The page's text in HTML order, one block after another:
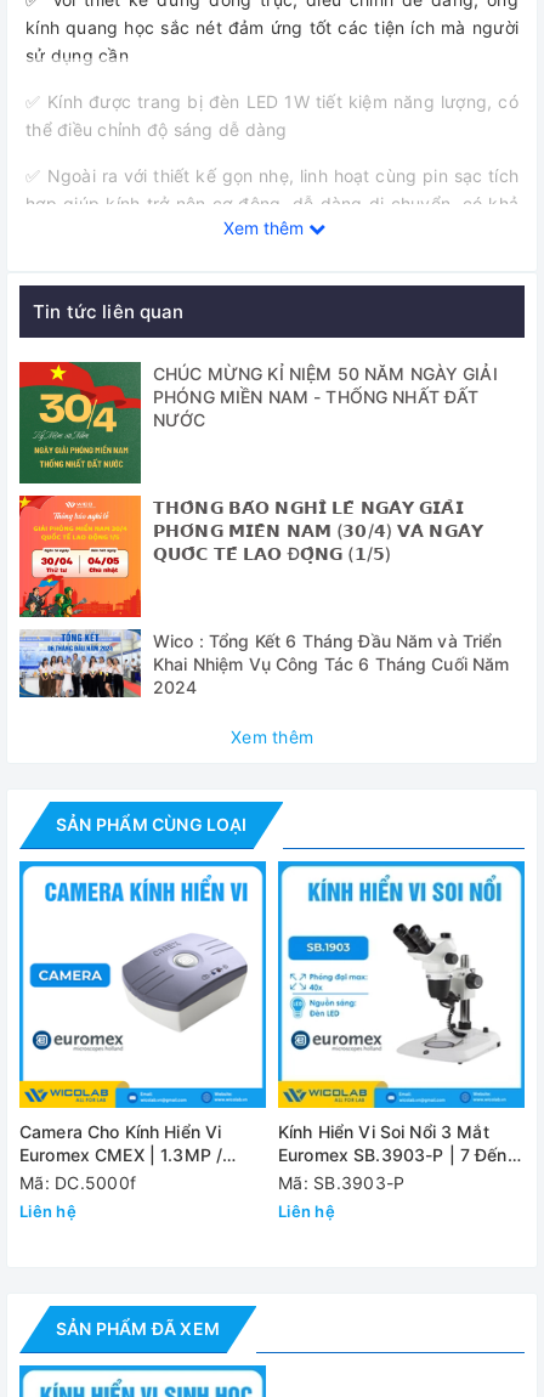
kính quang học sắc nét đảm ứng tốt các tiện ích mà người
sử dụng cần
✅ Kính được trang bị đèn LED 1W tiết kiệm năng lượng, có
thể điều chỉnh độ sáng dễ dàng
✅ Ngoài ra với thiết kế gọn nhẹ, linh hoạt cùng pin sạc tích
hợp giúp kính trở nên cơ động, dễ dàng di chuyển, có khả
năng làm việc ngay cả khi mất điện.
Cung cấp bao gồm:
vị trí (1 cái), Bàn để mẫu cơ học (1 cái), Đèn LED 1 Watt (1
cái)
- Thị kính 10X/18mm: 1 cái
- Tụ quang N.A.1.25 và bộ lọc sáng
- Tấm phủ máy + hộp xốp đựng máy
- Các phụ kiện tiêu chuẩn, dây nguồn
- Tài liệu hướng dẫn sử dụng
Độ phóng đại 40, 100, 400 lần
Thị kính 10x
Ổ gắn vật kính dạng mâm xoay 360°
Vật kính 4x, 10x, S40x
Kích thước bàn
130 x 130mm. Bàn sa trượt di chuyển
Bộ tụ quang Tương ứng với độ mở tụ quang NA. 0,1;
Nguồn ánh
sáng
Đèn LED 1W với 3 pin chiếu sáng có thể
Nguồn điện AC 100~240V (cáp nguồn chuyên dụng)
Xem thêm
Tin tức liên quan
CHÚC MỪNG KỈ NIỆM 50 NĂM NGÀY GIẢI
PHÓNG MIỀN NAM - THỐNG NHẤT ĐẤT
NƯỚC
𝗧𝗛𝗢̂𝗡𝗚 𝗕𝗔́𝗢 𝗡𝗚𝗛𝗜̉ 𝗟𝗘̂̃ 𝗡𝗚𝗔̀𝗬 𝗚𝗜𝗔̉𝗜
𝗣𝗛𝗢́𝗡𝗚 𝗠𝗜𝗘̂̀𝗡 𝗡𝗔𝗠 (𝟯𝟬/𝟰) 𝗩𝗔̀ 𝗡𝗚𝗔̀𝗬
𝗤𝗨𝗢̂́𝗖 𝗧𝗘̂́ 𝗟𝗔𝗢 Đ𝗢̣̂𝗡𝗚 (𝟭/𝟱)
Wico : Tổng Kết 6 Tháng Đầu Năm và Triển
Khai Nhiệm Vụ Công Tác 6 Tháng Cuối Năm
2024
Xem thêm
SẢN PHẨM CÙNG LOẠI
Camera Cho Kính Hiển Vi
Euromex CMEX | 1.3MP /
2MP/ 5MP / 12MP
Mã: DC.5000f
Liên hệ
Kính Hiển Vi Soi Nổi 3 Mắt
Euromex SB.3903-P | 7 Đến
45 Lần
Mã: SB.3903-P
Liên hệ
SẢN PHẨM ĐÃ XEM